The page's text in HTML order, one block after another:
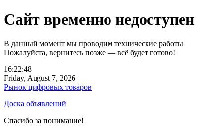
Сайт временно недоступен
В данный момент мы проводим технические работы.
Пожалуйста, вернитесь позже — всё будет готово!
16:22:48
Friday, August 7, 2026
Рынок цифровых товаров
Доска объявлений
Спасибо за понимание!